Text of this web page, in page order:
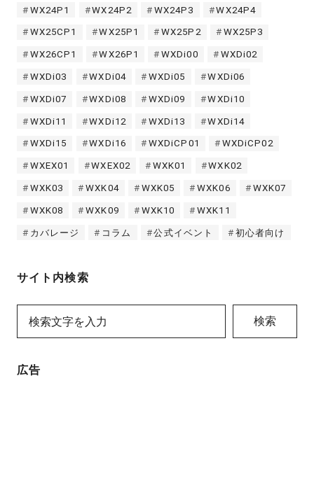
WX24P1 WX24P2 WX24P3 WX24P4
WX25CP1 WX25P1 WX25P2 WX25P3
WX26CP1 WX26P1 WXDi00 WXDi02
WXDi03 WXDi04 WXDi05 WXDi06
WXDi07 WXDi08 WXDi09 WXDi10
WXDi11 WXDi12 WXDi13 WXDi14
WXDi15 WXDi16 WXDiCP01 WXDiCP02
WXEX01 WXEX02 WXK01 WXK02
WXK03 WXK04 WXK05 WXK06 WXK07
WXK08 WXK09 WXK10 WXK11
カバレージ コラム 公式イベント 初心者向け
サイト内検索
検索
広告